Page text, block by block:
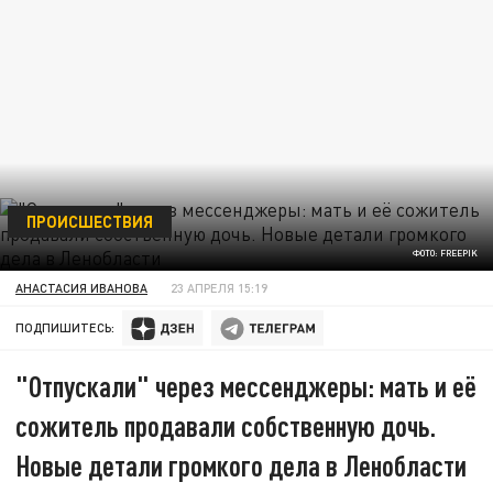
ФОТО: FREEPIK
ПРОИСШЕСТВИЯ
АНАСТАСИЯ ИВАНОВА 23 АПРЕЛЯ 15:19
ПОДПИШИТЕСЬ:
"Отпускали" через мессенджеры: мать и её
сожитель продавали собственную дочь.
Новые детали громкого дела в Ленобласти